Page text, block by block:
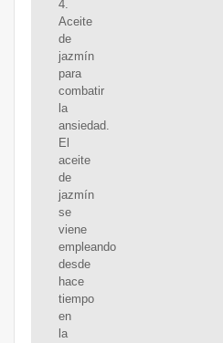
4.
Aceite
de
jazmín
para
combatir
la
ansiedad.
El
aceite
de
jazmín
se
viene
empleando
desde
hace
tiempo
en
la